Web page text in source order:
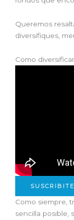
Queremos
diversifiques,
Como
SUSCRIBITE
Como siempre,
sencilla posible,